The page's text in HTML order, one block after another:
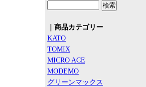
｜商品カテゴリー
KATO
TOMIX
MICRO ACE
MODEMO
グリーンマックス